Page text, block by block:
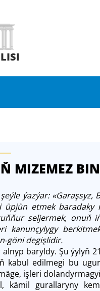
MIZEMEZ
ýazýar:
etmek
seljermek, onuň
göni degişlidir.
baryldy. Şu ýylyň
kabul edilmegi bu
işleri
kämil gurallaryny